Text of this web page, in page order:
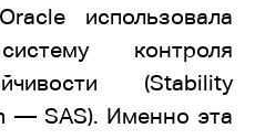
использовала
контроля
(Stability
— SAS). Именно эта